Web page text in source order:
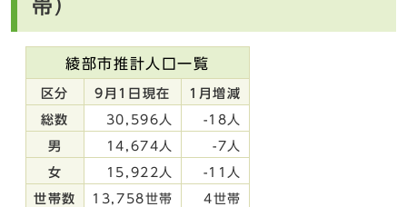
帯）
綾部市推計人口一覧
区分 9月1日現在 1月増減
総数 30,596人 -18人
男 14,674人 -7人
女 15,922人 -11人
世帯数 13,758世帯 4世帯